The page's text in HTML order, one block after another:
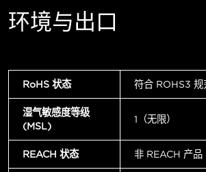
环境与出口
RoHS 状态 符合 ROHS3 规
湿气敏感度等级
(MSL)
1（无限）
REACH 状态 非 REACH 产品